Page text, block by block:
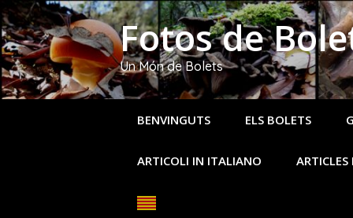
Skip
to
content
Fotos de
Un Món de Bolets
BENVINGUTS ELS BOLETS
ARTICOLI IN ITALIANO ARTICLES